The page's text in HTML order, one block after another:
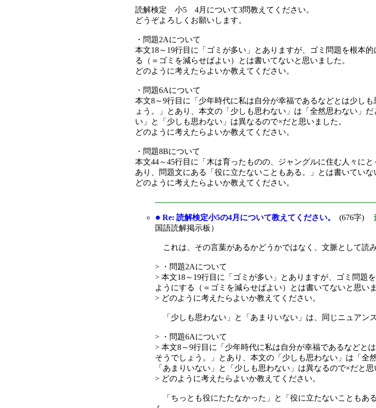
読解検定 小5 4月について3問教えてください。
どうぞよろしくお願いします。
・問題2Aについて
本文18～19行目に「ゴミが多い」とありますが、ゴミ問題を根本
る（＝ゴミを減らせばよい）とは書いてないと思いました。
どのように考えたらよいか教えてください。
・問題6Aについて
本文8～9行目に「少年時代に私は自分が幸福であるなどとは少し
ょう。」とあり、本文の「少しも思わない」は「全然思わない」
い」と「少しも思わない」は異なるので×だと思いました。
どのように考えたらよいか教えてください。
・問題8Bについて
本文44～45行目に「木は育ったものの、ジャングルに住む人々に
あり、問題文にある「役に立たないこともある。」とは書いていな
どのように考えたらよいか教えてください。
● Re: 読解検定小5の4月について教えてください。 (676字)
国語読解掲示板）
これは、その言葉があるかどうかではなく、文脈として読
> ・問題2Aについて
> 本文18～19行目に「ゴミが多い」とありますが、ゴミ問題
ようにする（＝ゴミを減らせばよい）とは書いてないと思いま
> どのように考えたらよいか教えてください。
「少しも思わない」と「あまりいない」は、同じニュアン
> ・問題6Aについて
> 本文8～9行目に「少年時代に私は自分が幸福であるなどと
そうでしょう。」とあり、本文の「少しも思わない」は「全
「あまりいない」と「少しも思わない」は異なるので×だと思
> どのように考えたらよいか教えてください。
「ちっとも役にたたなかった」と「役に立たないこともあ